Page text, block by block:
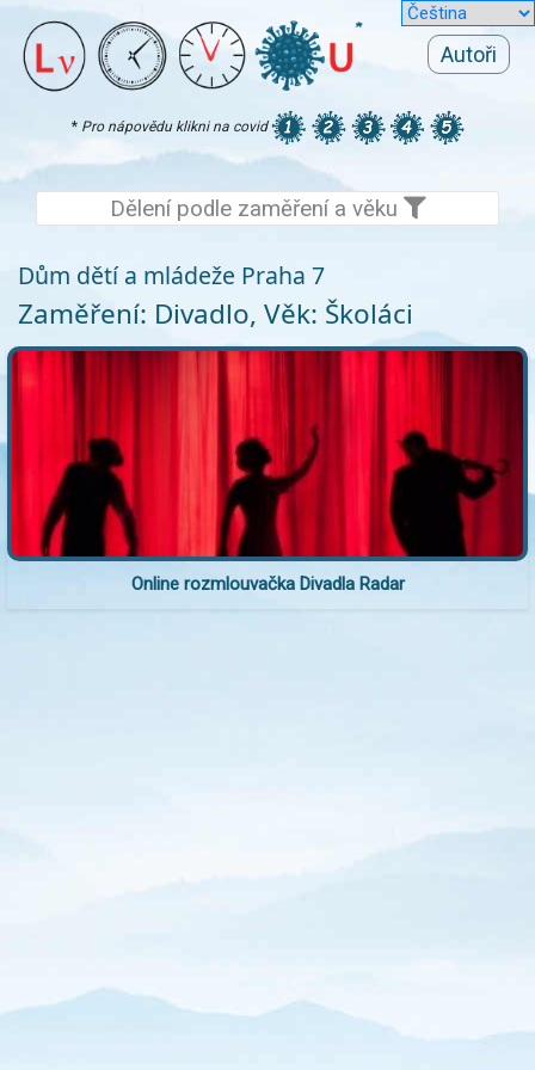
Autoři
* Pro nápovědu klikni na covid
Dělení podle zaměření a věku
Dům dětí a mládeže Praha 7
Zaměření: Divadlo, Věk: Školáci
Online rozmlouvačka Divadla Radar